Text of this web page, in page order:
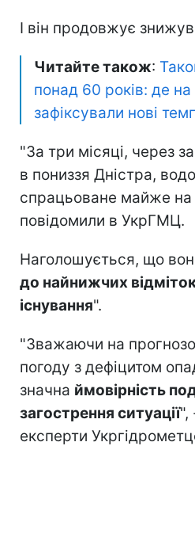
І він продовжує
Читайте також:
понад 60 років: де на
зафіксували нові
"За три місяці, через
в пониззя Дністра,
спрацьоване майже
повідомили в УкрГМЦ.
Наголошується, що
до найнижчих
існування".
"Зважаючи на
погоду з дефіцитом
значна ймовірність
загострення ситуації",
експерти